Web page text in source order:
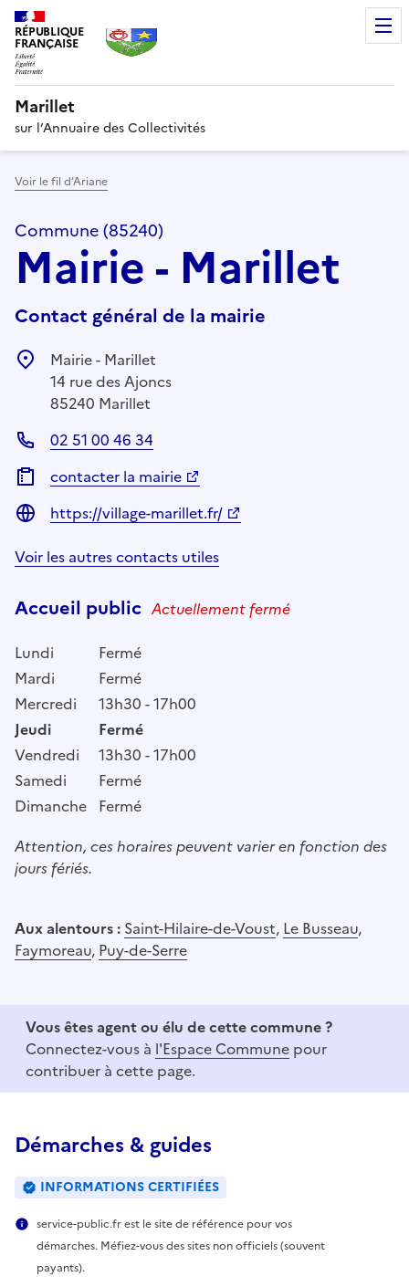
RÉPUBLIQUE
FRANÇAISE
Marillet
sur l’Annuaire des Collectivités
Voir le fil d’Ariane
Commune (85240)
Mairie - Marillet
Contact général de la mairie
Mairie - Marillet
14 rue des Ajoncs
85240 Marillet
02 51 00 46 34
contacter la mairie
https://village-marillet.fr/
Voir les autres contacts utiles
Accueil public Actuellement fermé
Lundi
Fermé
Mardi
Fermé
Mercredi
13h30 - 17h00
Jeudi
Fermé
Vendredi
13h30 - 17h00
Samedi
Fermé
Dimanche Fermé
Attention, ces horaires peuvent varier en fonction des
jours fériés.
Aux alentours : Saint-Hilaire-de-Voust, Le Busseau,
Faymoreau, Puy-de-Serre
Vous êtes agent ou élu de cette commune ?
Connectez-vous à l'Espace Commune pour
contribuer à cette page.
Démarches & guides
INFORMATIONS CERTIFIÉES
service-public.fr est le site de référence pour vos
démarches. Méfiez-vous des sites non officiels (souvent
payants).